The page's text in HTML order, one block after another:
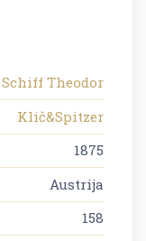
Schiff Theodor
Klič&Spitzer
1875
Austrija
158